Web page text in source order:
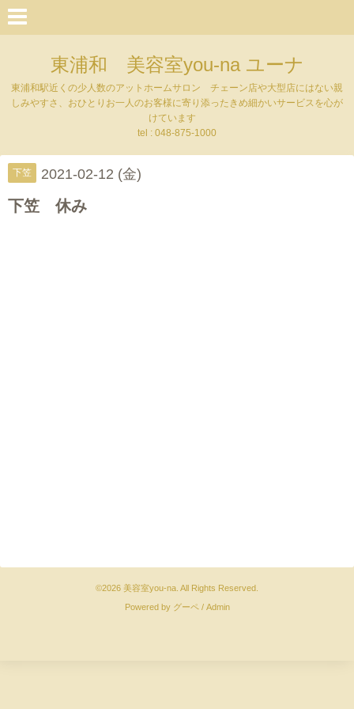
東浦和 美容室you-na ユーナ
東浦和駅近くの少人数のアットホームサロン チェーン店や大型店にはない親
しみやすさ、おひとりお一人のお客様に寄り添ったきめ細かいサービスを心が
けています
tel : 048-875-1000
下笠 2021-02-12 (金)
下笠 休み
©2026 美容室you-na . All Rights Reserved.
Powered by グーペ/ Admin